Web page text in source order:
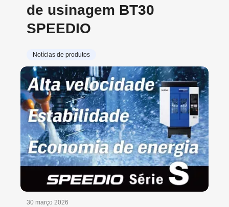
de usinagem BT30
SPEEDIO
Notícias de produtos
30 março 2026